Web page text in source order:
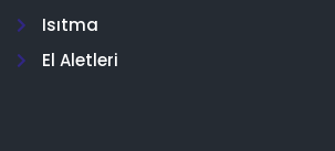
Isıtma
El Aletleri